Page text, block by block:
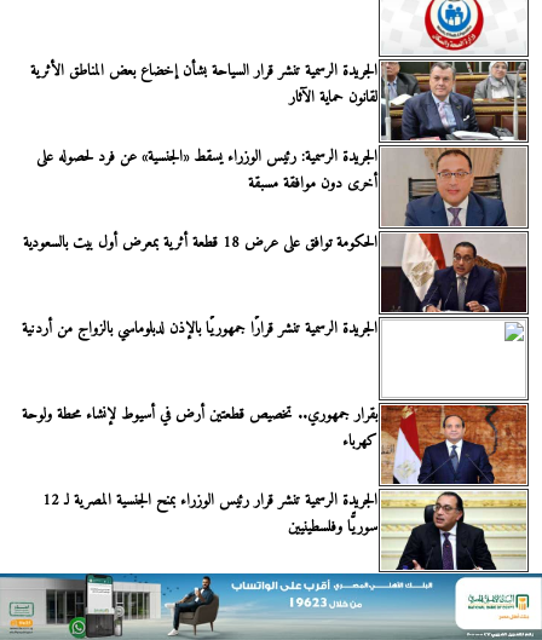
الجريدة الرسمية تنشر قرار السياحة بشأن إخضاع بعض المناطق الأثرية
لقانون حماية الآثار
الجريدة الرسمية: رئيس الوزراء يسقط «الجنسية» عن فرد لحصوله على
أخرى دون موافقة مسبقة
الحكومة توافق على عرض 18 قطعة أثرية بمعرض أول بيت بالسعودية
الجريدة الرسمية تنشر قرارًا جمهوريًا بالإذن لدبلوماسي بالزواج من أردنية
بقرار جمهوري.. تخصيص قطعتين أرض في أسيوط لإنشاء محطة ولوحة
كهرباء
الجريدة الرسمية تنشر قرار رئيس الوزراء بمنح الجنسية المصرية لـ 12
سوريًّا وفلسطينيين